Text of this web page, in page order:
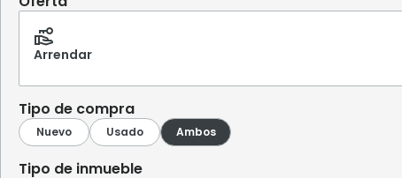
Arrendar
Tipo de compra
Tipo de inmueble